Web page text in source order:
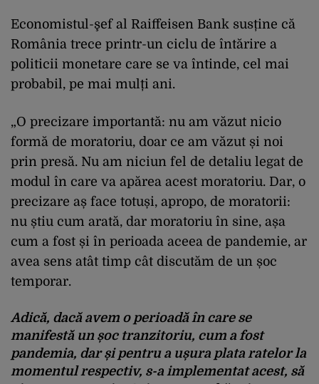
Economistul-şef al Raiffeisen Bank susține că
România trece printr-un ciclu de întărire a
politicii monetare care se va întinde, cel mai
probabil, pe mai mulți ani.
„O precizare importantă: nu am văzut nicio
formă de moratoriu, doar ce am văzut și noi
prin presă. Nu am niciun fel de detaliu legat de
modul în care va apărea acest moratoriu. Dar, o
precizare aș face totuși, apropo, de moratorii:
nu știu cum arată, dar moratoriu în sine, așa
cum a fost și în perioada aceea de pandemie, ar
avea sens atât timp cât discutăm de un șoc
temporar.
Adică, dacă avem o perioadă în care se
manifestă un șoc tranzitoriu, cum a fost
pandemia, dar și pentru a ușura plata ratelor la
momentul respectiv, s-a implementat acest, să